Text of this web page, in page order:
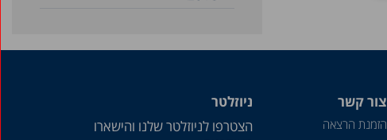
צור קשר
הזמנת הרצאה
ניוזלטר
הצטרפו לניוזלטר שלנו והישארו